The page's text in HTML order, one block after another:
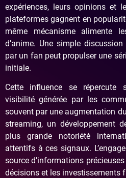
expériences, leurs opinions et
plateformes gagnent en
même mécanisme alimente
d’anime. Une simple
par un fan peut propulser une
initiale.
Cette influence se répercute
visibilité générée par les
souvent par une augmentation
streaming, un développement
plus grande notoriété
attentifs à ces signaux.
source d’informations
décisions et les investissements